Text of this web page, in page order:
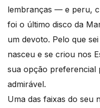
lembranças — e peru,
foi o último disco da
um devoto. Pelo que
nasceu e se criou nos
sua opção preferencial
admirável.
Uma das faixas do seu